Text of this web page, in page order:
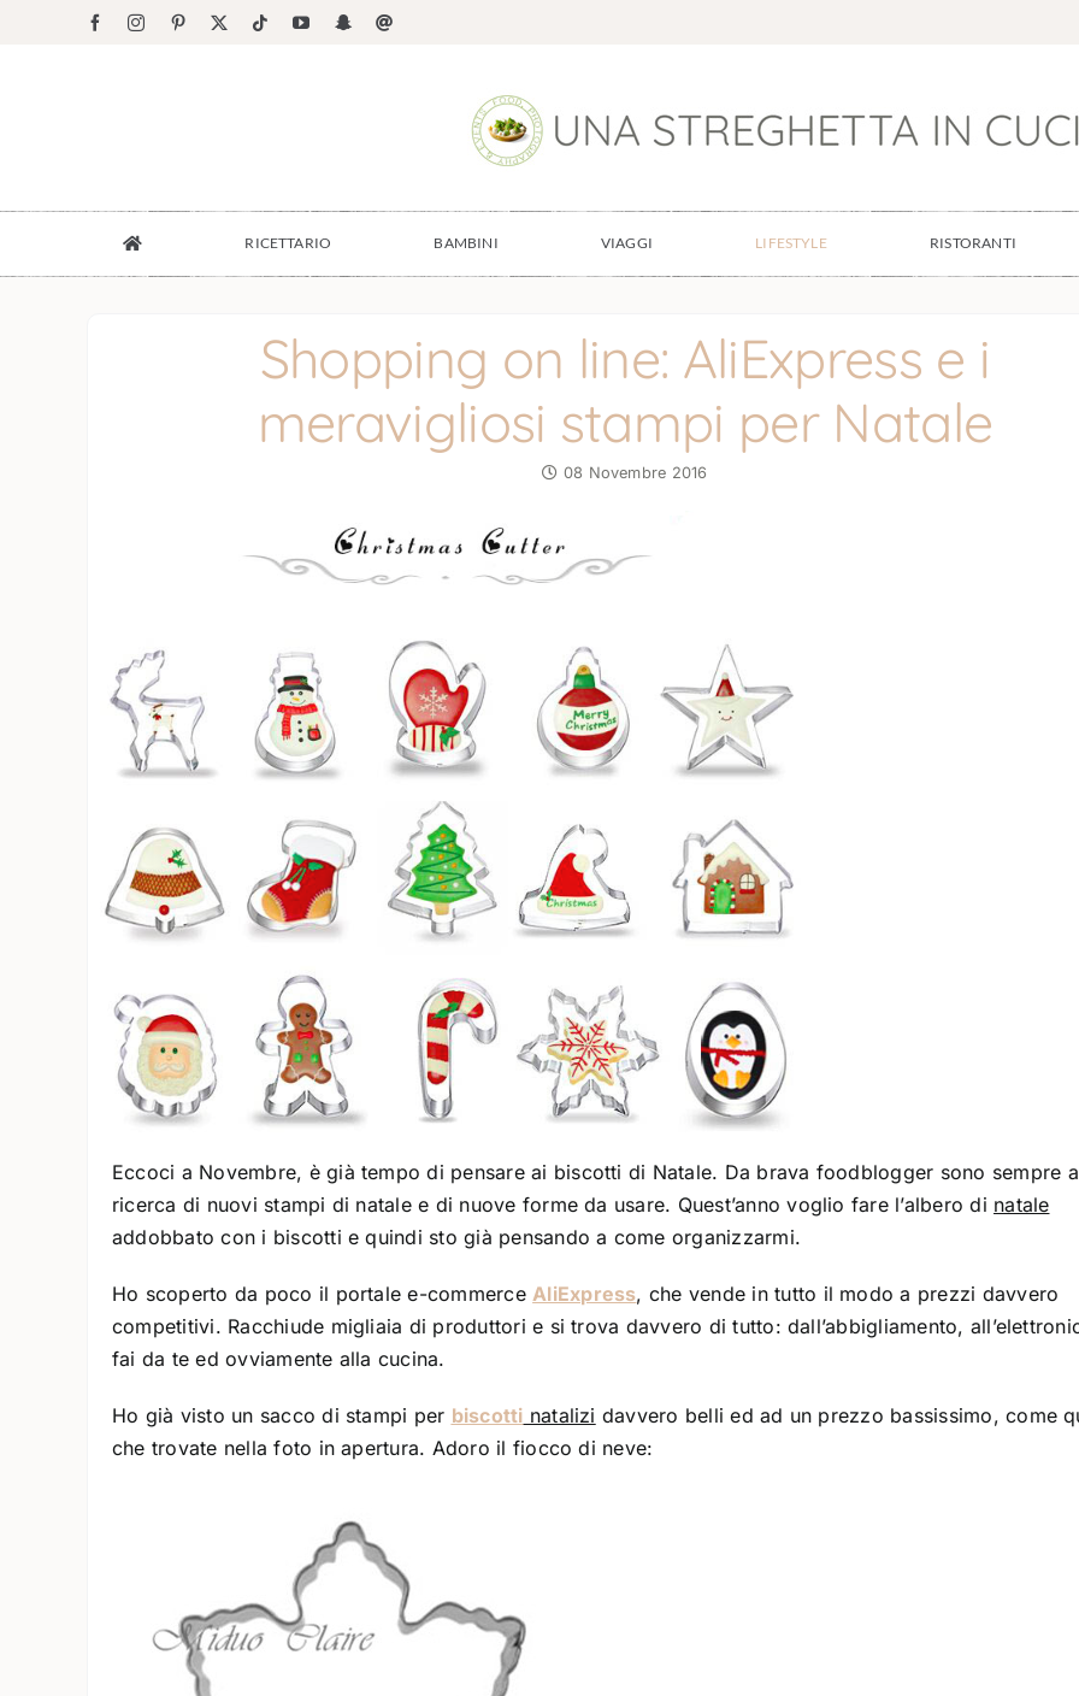
FacebookInstagramPinterest TiktokYouTubeSnapchatEmail
RICETTARIO BAMBINI VIAGGI LIFESTYLE RISTORANTI
Shopping on line: AliExpress e i
meravigliosi stampi per Natale
08 Novembre 2016
Eccoci a Novembre, è già tempo di pensare ai biscotti di Natale. Da brava foodblogger sono sempre
ricerca di nuovi stampi di natale e di nuove forme da usare. Quest’anno voglio fare l’albero di natale
addobbato con i biscotti e quindi sto già pensando a come organizzarmi.
Ho scoperto da poco il portale e-commerceAliExpress, che vende in tutto il modo a prezzi davvero
competitivi. Racchiude migliaia di produttori e si trova davvero di tutto: dall’abbigliamento,
fai da te ed ovviamente alla cucina.
Ho già visto un sacco di stampi per biscotti natalizi davvero belli ed ad un prezzo bassissimo, come
che trovate nella foto in apertura. Adoro il fiocco di neve: